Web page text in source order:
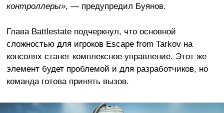
контроллеры», — предупредил Буянов.
Глава Battlestate подчеркнул, что основной
сложностью для игроков Escape from Tarkov на
консолях станет комплексное управление. Этот же
элемент будет проблемой и для разработчиков, но
команда готова принять вызов.